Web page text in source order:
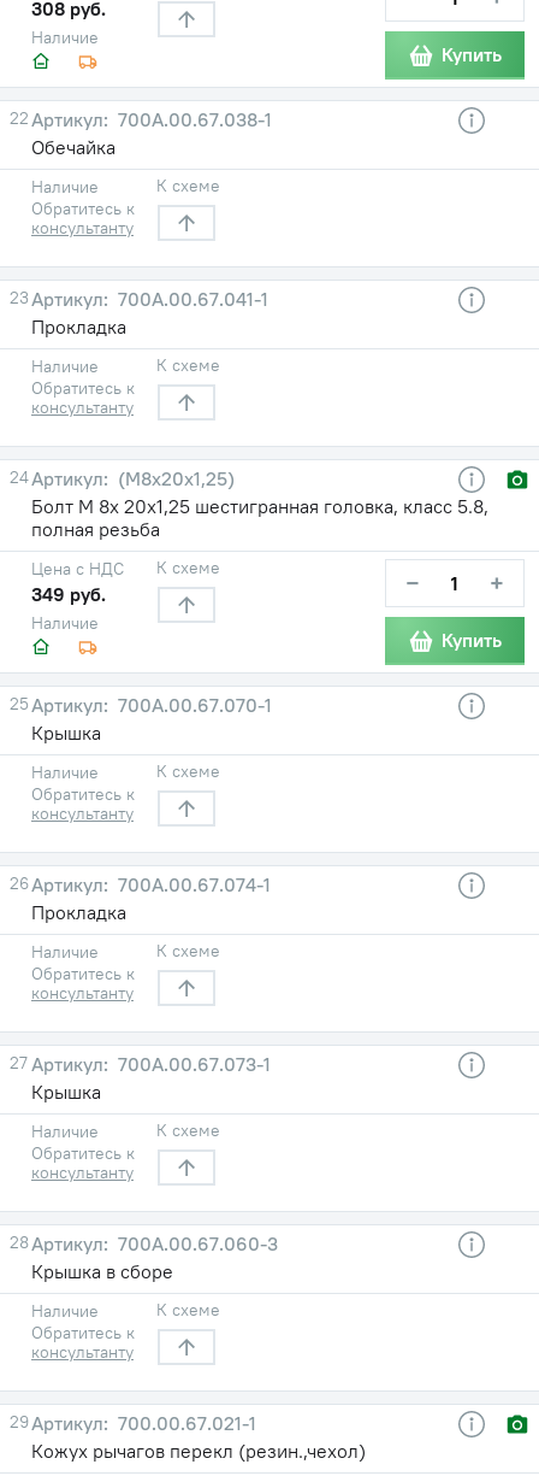
Наличие
308 руб.
Купить
22
700А.00.67.038-1
Обечайка
Наличие
Обратитесь к
консультанту
К схеме
23
700А.00.67.041-1
Прокладка
Наличие
Обратитесь к
консультанту
К схеме
24
(М8х20х1,25)
Болт М 8х 20х1,25 шестигранная головка, класс 5.8,
полная резьба
Наличие
Цена с НДС
349 руб.
К схеме − +
Купить
25
700А.00.67.070-1
Крышка
Наличие
Обратитесь к
консультанту
К схеме
26
700А.00.67.074-1
Прокладка
Наличие
Обратитесь к
консультанту
К схеме
27
700А.00.67.073-1
Крышка
Наличие
Обратитесь к
консультанту
К схеме
28
700А.00.67.060-3
Крышка в сборе
Наличие
Обратитесь к
консультанту
К схеме
29
700.00.67.021-1
Кожух рычагов перекл (резин.,чехол)